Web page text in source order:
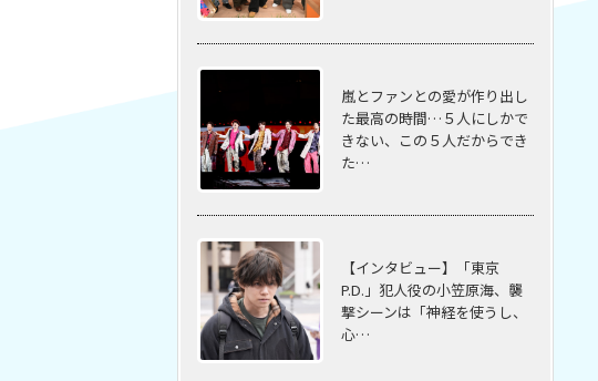
嵐とファンとの愛が作り出し
た最高の時間…５⼈にしかで
きない、この５⼈だからでき
た…
【インタビュー】「東京
P.D.」犯人役の小笠原海、襲
撃シーンは「神経を使うし、
心…